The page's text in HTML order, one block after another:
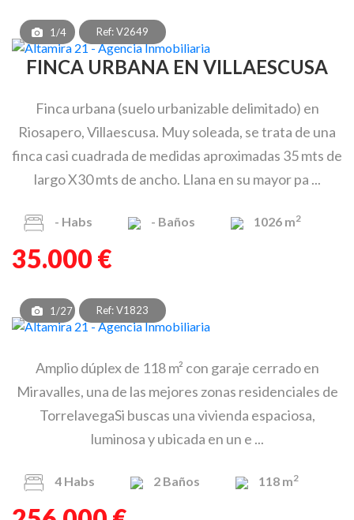
1/4 Ref: V2649
FINCA URBANA EN VILLAESCUSA
Finca urbana (suelo urbanizable delimitado) en
Riosapero, Villaescusa. Muy soleada, se trata de una
finca casi cuadrada de medidas aproximadas 35 mts de
largo X30 mts de ancho. Llana en su mayor pa ...
- Habs - Baños 1026 m2
35.000 €
1/27 Ref: V1823
Amplio dúplex de 118 m² con garaje cerrado en
Miravalles, una de las mejores zonas residenciales de
TorrelavegaSi buscas una vivienda espaciosa,
luminosa y ubicada en un e ...
4 Habs 2 Baños 118 m2